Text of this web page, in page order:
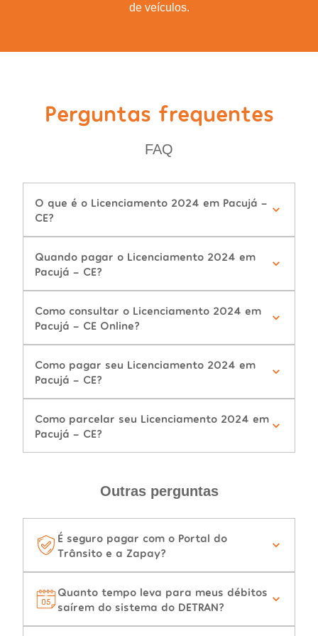
de veículos.
Perguntas frequentes
FAQ
O que é o Licenciamento 2024 em Pacujá -
CE?
Quando pagar o Licenciamento 2024 em
Pacujá - CE?
Como consultar o Licenciamento 2024 em
Pacujá - CE Online?
Como pagar seu Licenciamento 2024 em
Pacujá - CE?
Como parcelar seu Licenciamento 2024 em
Pacujá - CE?
Outras perguntas
É seguro pagar com o Portal do
Trânsito e a Zapay?
Quanto tempo leva para meus débitos
saírem do sistema do DETRAN?